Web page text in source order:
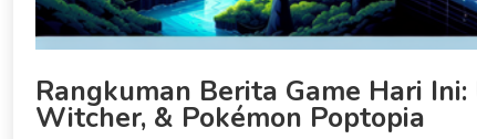
Rangkuman Berita Game Hari
Witcher, & Pokémon Poptopia